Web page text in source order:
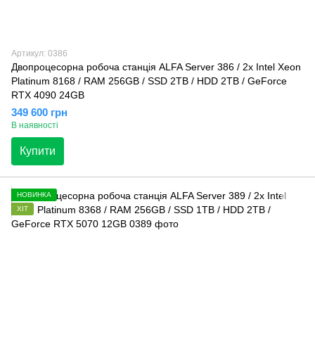
Артикул: 0386
Двопроцесорна робоча станція ALFA Server 386 / 2x Intel Xeon
Platinum 8168 / RAM 256GB / SSD 2TB / HDD 2TB / GeForce
RTX 4090 24GB
349 600 грн
В наявності
Купити
НОВИНКА
ХІТ